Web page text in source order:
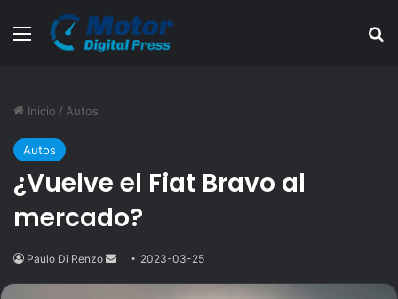
Menú
Inicio / Autos
Autos
¿Vuelve el Fiat Bravo al
mercado?
Paulo Di Renzo
Send2023-03-25